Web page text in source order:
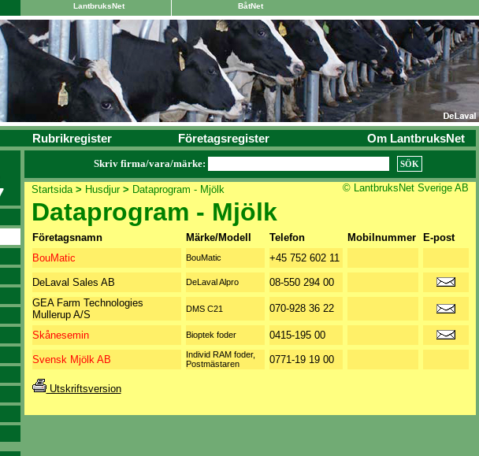
LantbruksNet BåtNet
Rubrikregister Företagsregister Om LantbruksNet
Skriv firma/vara/märke:
Startsida> Husdjur> Dataprogram - Mjölk © LantbruksNet Sverige AB
Dataprogram - Mjölk
Företagsnamn Märke/Modell Telefon Mobilnummer
E-post
BouMatic
BouMatic +45 752 602 11
DeLaval Sales AB DeLaval Alpro
08-550 294 00
GEA Farm Technologies
Mullerup A/S
DMS C21 070-928 36 22
Skånesemin Bioptek foder 0415-195 00
Svensk Mjölk AB
Individ RAM foder,
Postmästaren
0771-19 19 00
Utskriftsversion